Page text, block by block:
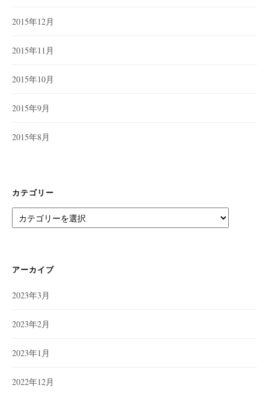
2015年12月
2015年11月
2015年10月
2015年9月
2015年8月
カテゴリー
テ
ー
アーカイブ
2023年3月
2023年2月
2023年1月
2022年12月